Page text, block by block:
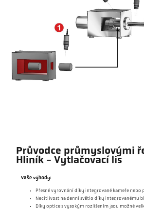
Průvodce průmyslovými
Hliník - Vytlačovací lis
Vaše výhody:
Přesné vyrovnání díky integrované kameře
Necitlivost na denní světlo díky integrovanému
Díky optice s vysokým rozlišením jsou možné